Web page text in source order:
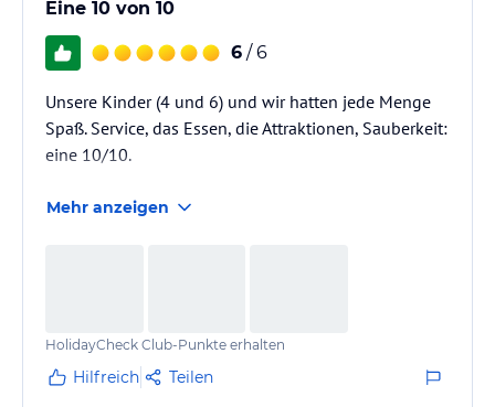
Eine 10 von 10
6 / 6
Unsere Kinder (4 und 6) und wir hatten jede Menge
Spaß. Service, das Essen, die Attraktionen, Sauberkeit:
eine 10/10.
Mehr anzeigen
HolidayCheck Club-Punkte erhalten
Hilfreich Teilen